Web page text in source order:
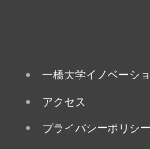
一橋大学イノベーシ
アクセス
プライバシーポリシ